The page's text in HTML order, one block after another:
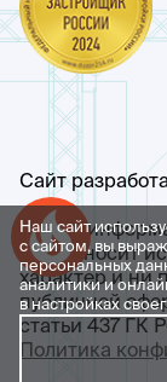
Наш сайт
с сайтом, вы
персональных
аналитики и
в настройках
Сайт
Любая
сайте, носит
характер и ни
публичной
статьи 437 ГК
Политика